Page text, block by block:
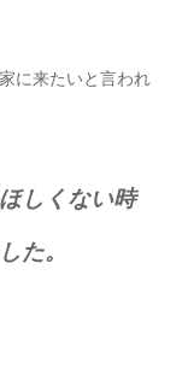
に来たいと言われ
しくない時
た。